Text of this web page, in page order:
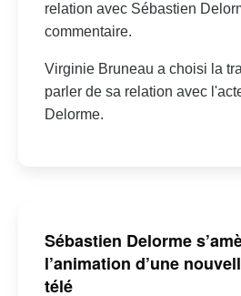
relation avec Sébastien
commentaire.
Virginie Bruneau a choisi la
parler de sa relation avec
Delorme.
Sébastien Delorme
l’animation d’une
télé